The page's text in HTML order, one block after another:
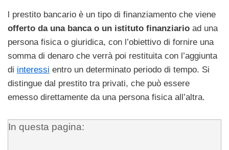
l prestito bancario è un tipo di finanziamento che viene
offerto da una banca o un istituto finanziario ad una
persona fisica o giuridica, con l’obiettivo di fornire una
somma di denaro che verrà poi restituita con l’aggiunta
di interessi entro un determinato periodo di tempo. Si
distingue dal prestito tra privati, che può essere
emesso direttamente da una persona fisica all’altra.
In questa pagina: